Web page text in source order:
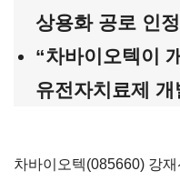
상용화 공로 인
“차바이오텍이
유전자치료제
차바이오텍(085660) 강재